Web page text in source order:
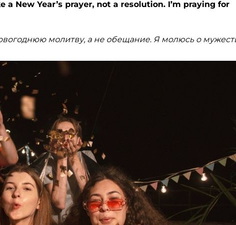
New Year’s prayer, not a resolution. I’m praying for
молитву, а не обещание. Я молюсь о